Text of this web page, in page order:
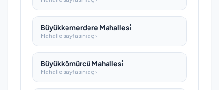
Büyükkemerdere Mahallesi̇
Mahalle sayfasını aç ›
Büyükkömürcü Mahallesi̇
Mahalle sayfasını aç ›